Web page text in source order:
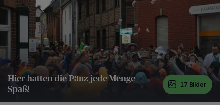
Hier hatten die Pänz jede Menge
Spaß!
17 Bilder